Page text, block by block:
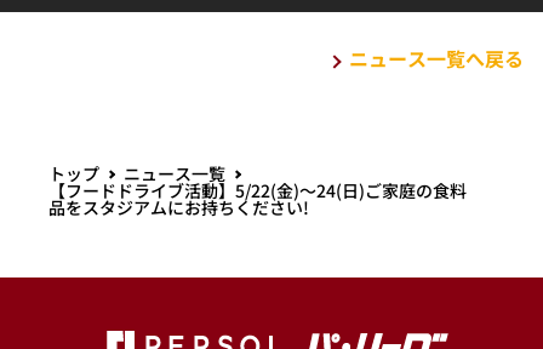
ニュース一覧へ戻る
トップ ニュース一覧
【フードドライブ活動】5/22(金)～24(日)ご家庭の食料
品をスタジアムにお持ちください!